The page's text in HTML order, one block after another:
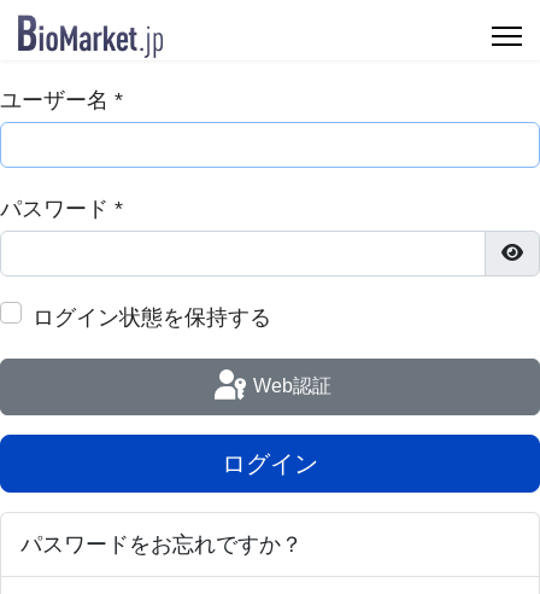
ユーザー名 *
パスワード *
パ
ログイン状態を保持する
Web認証
ログイン
パスワードをお忘れですか？